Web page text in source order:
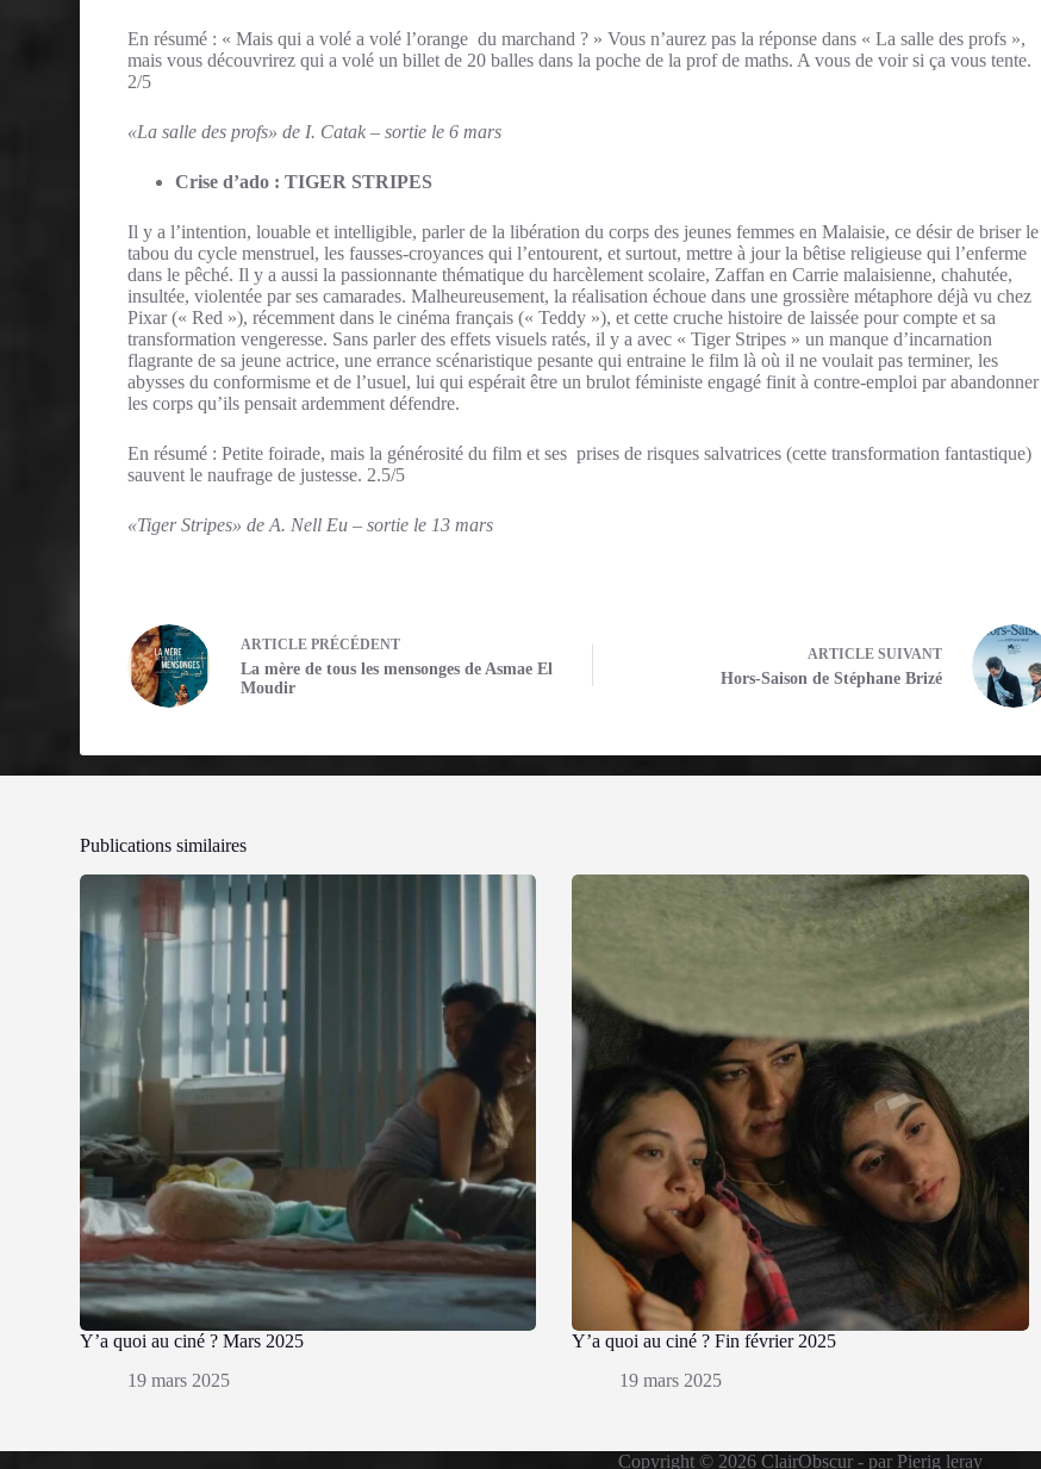
En résumé : « Mais qui a volé a volé l’orange du marchand ? » Vous n’aurez pas la réponse dans « La salle des profs »,
mais vous découvrirez qui a volé un billet de 20 balles dans la poche de la prof de maths. A vous de voir si ça vous tente.
2/5
«La salle des profs» de I. Catak – sortie le 6 mars
Crise d’ado : TIGER STRIPES
Il y a l’intention, louable et intelligible, parler de la libération du corps des jeunes femmes en Malaisie, ce désir de briser le
tabou du cycle menstruel, les fausses-croyances qui l’entourent, et surtout, mettre à jour la bêtise religieuse qui l’enferme
dans le pêché. Il y a aussi la passionnante thématique du harcèlement scolaire, Zaffan en Carrie malaisienne, chahutée,
insultée, violentée par ses camarades. Malheureusement, la réalisation échoue dans une grossière métaphore déjà vu chez
Pixar (« Red »), récemment dans le cinéma français (« Teddy »), et cette cruche histoire de laissée pour compte et sa
transformation vengeresse. Sans parler des effets visuels ratés, il y a avec « Tiger Stripes » un manque d’incarnation
flagrante de sa jeune actrice, une errance scénaristique pesante qui entraine le film là où il ne voulait pas terminer, les
abysses du conformisme et de l’usuel, lui qui espérait être un brulot féministe engagé finit à contre-emploi par abandonner
les corps qu’ils pensait ardemment défendre.
En résumé : Petite foirade, mais la générosité du film et ses prises de risques salvatrices (cette transformation fantastique)
sauvent le naufrage de justesse. 2.5/5
«Tiger Stripes» de A. Nell Eu – sortie le 13 mars
ARTICLE PRÉCÉDENT
La mère de tous les mensonges de Asmae El
Moudir
ARTICLE SUIVANT
Hors-Saison de Stéphane Brizé
Publications similaires
Y’a quoi au ciné ? Mars 2025
19 mars 2025
Y’a quoi au ciné ? Fin février 2025
19 mars 2025
Copyright © 2026 ClairObscur - par Pierig leray